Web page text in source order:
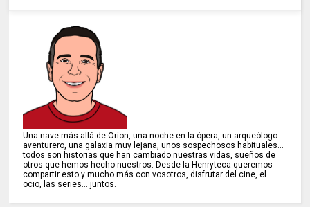
Una nave más allá de Orion, una noche en la ópera, un arqueólogo
aventurero, una galaxia muy lejana, unos sospechosos habituales...
todos son historias que han cambiado nuestras vidas, sueños de
otros que hemos hecho nuestros. Desde la Henryteca queremos
compartir esto y mucho más con vosotros, disfrutar del cine, el
ocio, las series... juntos.